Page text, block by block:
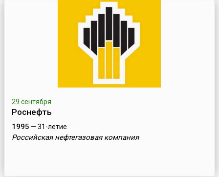
29 сентября
Роснефть
1995 — 31-летие
Российская нефтегазовая компания